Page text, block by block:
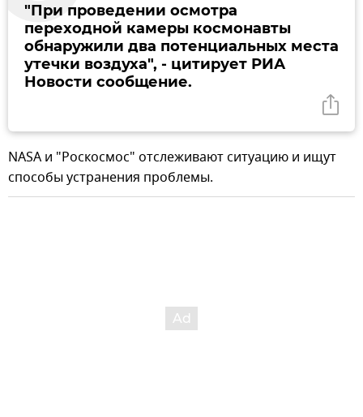
"При проведении осмотра
переходной камеры космонавты
обнаружили два потенциальных места
утечки воздуха", - цитирует РИА
Новости сообщение.
NASA и "Роскосмос" отслеживают ситуацию и ищут
способы устранения проблемы.